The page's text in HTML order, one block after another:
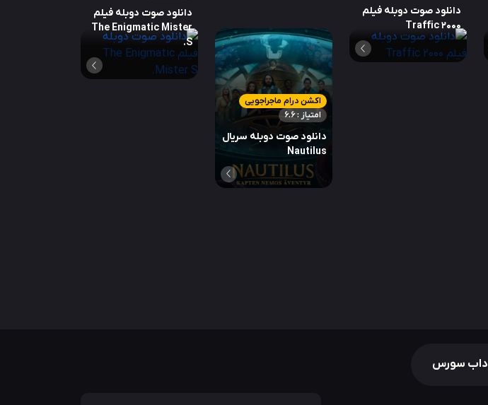
دانلود صوت دوبله فیلم
Traffic 2000
اکشن درام ماجراجویی
امتیاز : 6.6
دانلود صوت دوبله سریال
Nautilus
دانلود صوت دوبله فیلم
The Enigmatic Mister
S.
داب سورس